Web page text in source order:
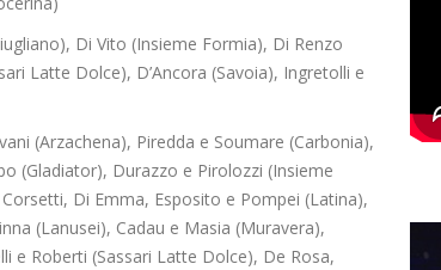
Di Vito (Insieme Formia), Di Renzo
Latte Dolce), D’Ancora (Savoia), Ingretolli e
(Arzachena), Piredda e Soumare (Carbonia),
(Gladiator), Durazzo e Pirolozzi (Insieme
Di Emma, Esposito e Pompei (Latina),
(Lanusei), Cadau e Masia (Muravera),
e Roberti (Sassari Latte Dolce), De Rosa,